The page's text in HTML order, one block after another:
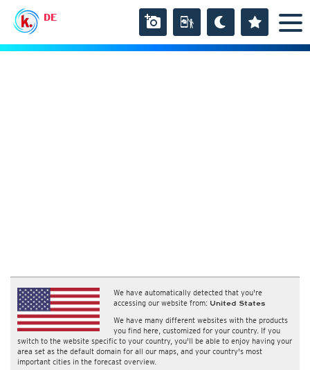
DE
We have automatically detected that you're
accessing our website from: United States
We have many different websites with the products
you find here, customized for your country. If you
switch to the website specific to your country, you'll be able to enjoy having your
area set as the default domain for all our maps, and your country's most
important cities in the forecast overview.
Live-Radarsummen